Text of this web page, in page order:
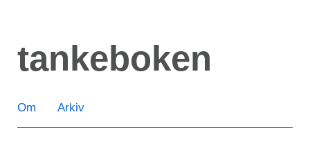
huvudinnehåll
tankeboken
Om Arkiv